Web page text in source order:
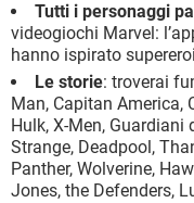
Tutti i personaggi
videogiochi Marvel:
hanno ispirato
Le storie: troverai
Man, Capitan America,
Hulk, X-Men, Guardiani
Strange, Deadpool,
Panther, Wolverine,
Jones, the Defenders,